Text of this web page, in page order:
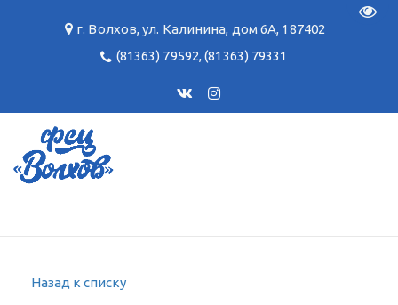
г. Волхов,ул. Калинина, дом 6А, 187402
(81363) 79592,(81363) 79331
Назад к списку